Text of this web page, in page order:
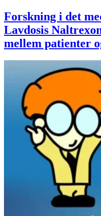
Forskning i det
Lavdosis
mellem patienter